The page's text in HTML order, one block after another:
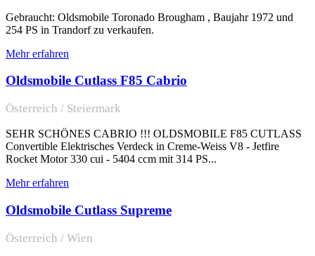
Gebraucht: Oldsmobile Toronado Brougham , Baujahr 1972 und
254 PS in Trandorf zu verkaufen.
Mehr erfahren
Oldsmobile Cutlass F85 Cabrio
Österreich / Steiermark
SEHR SCHÖNES CABRIO !!! OLDSMOBILE F85 CUTLASS
Convertible Elektrisches Verdeck in Creme-Weiss V8 - Jetfire
Rocket Motor 330 cui - 5404 ccm mit 314 PS...
Mehr erfahren
Oldsmobile Cutlass Supreme
Österreich / Wien